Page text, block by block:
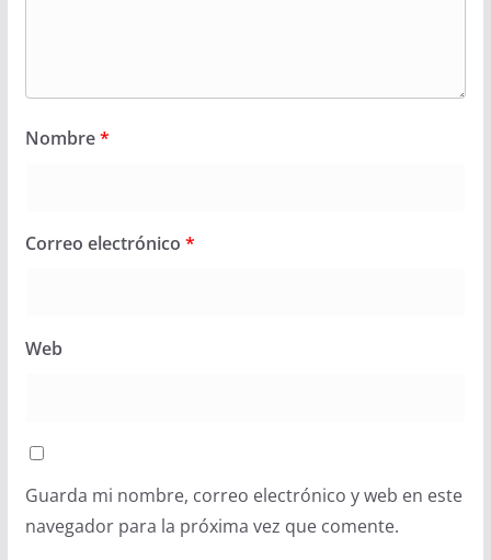
Nombre*
Correo electrónico *
Web
Guarda mi nombre, correo electrónico y web en este
navegador para la próxima vez que comente.